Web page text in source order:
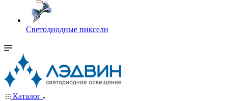
Светодиодные пиксели
Каталог